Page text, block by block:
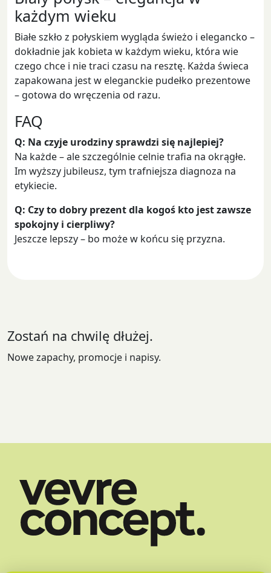
każdym wieku
Białe szkło z połyskiem wygląda świeżo i elegancko –
dokładnie jak kobieta w każdym wieku, która wie
czego chce i nie traci czasu na resztę. Każda świeca
zapakowana jest w eleganckie pudełko prezentowe
– gotowa do wręczenia od razu.
FAQ
Q: Na czyje urodziny sprawdzi się najlepiej?
Na każde – ale szczególnie celnie trafia na okrągłe.
Im wyższy jubileusz, tym trafniejsza diagnoza na
etykiecie.
Q: Czy to dobry prezent dla kogoś kto jest zawsze
spokojny i cierpliwy?
Jeszcze lepszy – bo może w końcu się przyzna.
Zostań na chwilę dłużej.
Nowe zapachy, promocje i napisy.